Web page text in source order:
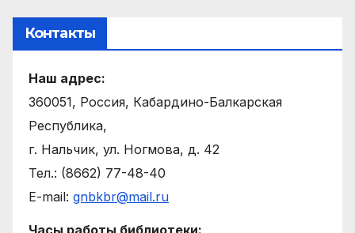
Контакты
Наш адрес:
360051, Россия, Кабардино-Балкарская
Республика,
г. Нальчик, ул. Ногмова, д. 42
Тел.: (8662) 77-48-40
E-mail: gnbkbr@mail.ru